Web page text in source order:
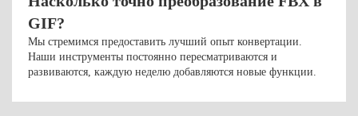
GIF?
Мы стремимся предоставить лучший опыт конвертации.
Наши инструменты постоянно пересматриваются и
развиваются, каждую неделю добавляются новые функции.